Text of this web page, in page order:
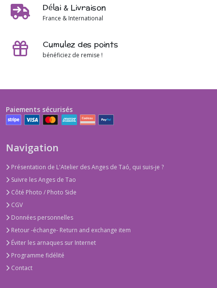
Délai & Livraison
France & International
Cumulez des points
bénéficiez de remise !
Paiements sécurisés
Navigation
Présentation de L'Atelier des Anges de Taó, qui suis-je ?
Suivre les Anges de Tao
Côté Photo / Photo Side
CGV
Données personnelles
Retour -échange- Return and exchange item
Éviter les arnaques sur Internet
Programme fidélité
Contact